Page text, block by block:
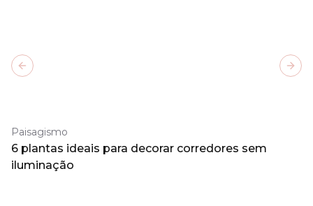
Paisagismo
6 plantas ideais para decorar corredores sem
iluminação
Previous slide